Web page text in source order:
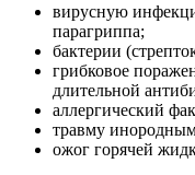
вирусную
парагриппа;
бактерии
грибковое
длительной
аллергический
травму
ожог горячей